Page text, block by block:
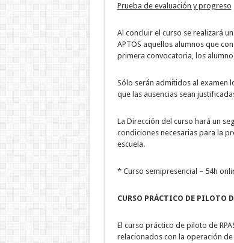
Prueba de evaluación y progreso
Al concluir el curso se realizará
APTOS aquellos alumnos que
primera convocatoria, los
Sólo serán admitidos al examen
que las ausencias sean
La Dirección del curso hará un
condiciones necesarias para la
escuela.
* Curso semipresencial – 54h
CURSO PRÁCTICO DE PILOTO
El curso práctico de piloto de
relacionados con la operación